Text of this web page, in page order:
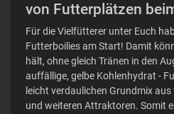
von Futterplätzen
Für die Vielfütterer unter Euch
Futterboilies am Start! Damit
hält, ohne gleich Tränen in den
auffällige, gelbe Kohlenhydrat -
leicht verdaulichen Grundmix
und weiteren Attraktoren. Somit